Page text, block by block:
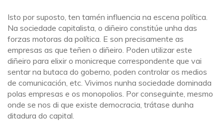
Isto por suposto, ten tamén influencia na escena política.
Na sociedade capitalista, o diñeiro constitúe unha das
forzas motoras da política. E son precisamente as
empresas as que teñen o diñeiro. Poden utilizar este
diñeiro para elixir o monicreque correspondente que vai
sentar na butaca do goberno, poden controlar os medios
de comunicación, etc. Vivimos nunha sociedade dominada
polas empresas e os monopolios. Por conseguinte, mesmo
onde se nos di que existe democracia, trátase dunha
ditadura do capital.